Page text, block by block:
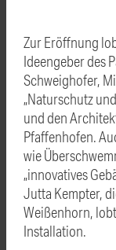
Zur Eröffnung
Ideengeber des
Schweighofer,
„Naturschutz
und den
Pfaffenhofen.
wie
„innovatives
Jutta Kempter,
Weißenhorn,
Installation.